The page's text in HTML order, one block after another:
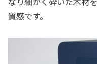
質感です。